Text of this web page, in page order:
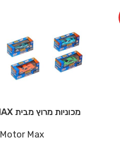
מכוניות מרוץ מבית MOTORMAX
Motor Max